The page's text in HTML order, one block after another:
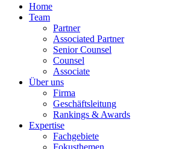
Home
Team
Partner
Associated Partner
Senior Counsel
Counsel
Associate
Über uns
Firma
Geschäftsleitung
Rankings & Awards
Expertise
Fachgebiete
Fokusthemen